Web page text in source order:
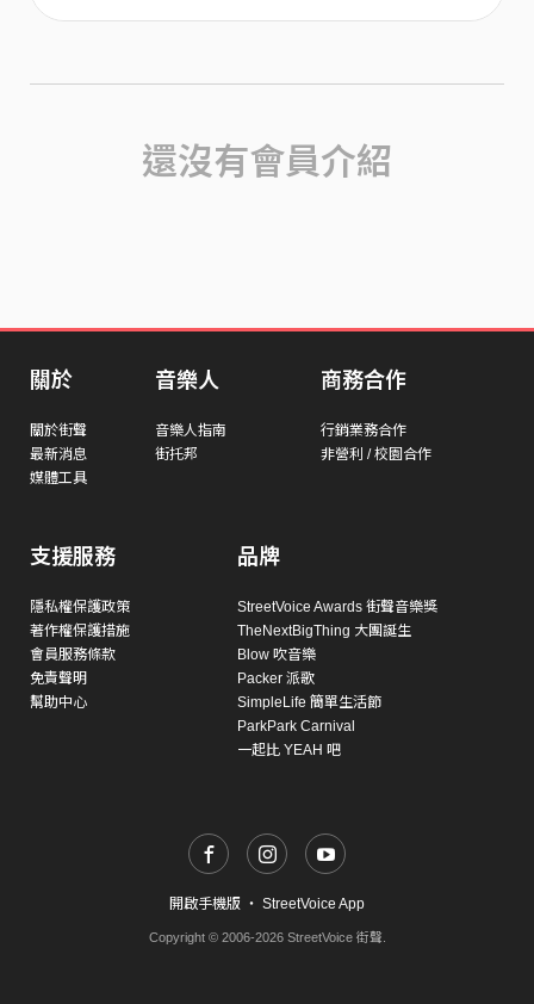
還沒有會員介紹
關於
關於街聲
最新消息
媒體工具
音樂人
音樂人指南
街托邦
商務合作
行銷業務合作
非營利 / 校園合作
支援服務
隱私權保護政策
著作權保護措施
會員服務條款
免責聲明
幫助中心
品牌
StreetVoice Awards 街聲音樂獎
TheNextBigThing 大團誕生
Blow 吹音樂
Packer 派歌
SimpleLife 簡單生活節
ParkPark Carnival
一起比 YEAH 吧
開啟手機版 ・ StreetVoice App
Copyright © 2006-2026 StreetVoice 街聲.